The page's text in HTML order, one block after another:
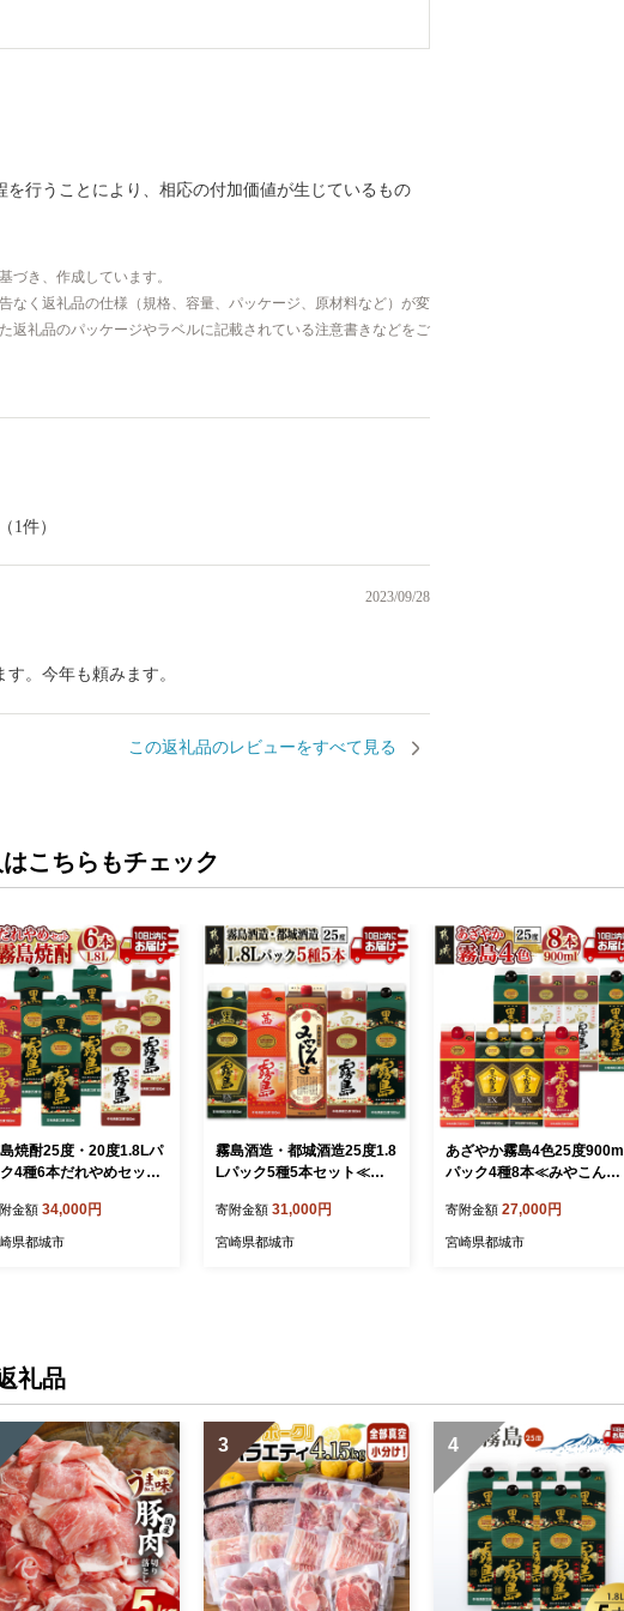
行うことにより、相応の付加価値が生じているもの
づき、作成しています。
なく返礼品の仕様（規格、容量、パッケージ、原材料など）が変
返礼品のパッケージやラベルに記載されている注意書きなどをご
1件）
2023/09/28
。今年も頼みます。
この返礼品のレビューをすべて見る
こちらもチェック
焼酎25度・20度1.8Lパ
4種6本だれやめセット
002-Q
金額 34,000円
県都城市
霧島酒造・都城酒造25度1.8
Lパック5種5本セット≪み
023-Q
寄附金額 31,000円
宮崎県都城市
あざやか霧島4色25度900ml
パック4種8本≪みやこんじ
寄附金額 27,000円
宮崎県都城市
礼品
3 4